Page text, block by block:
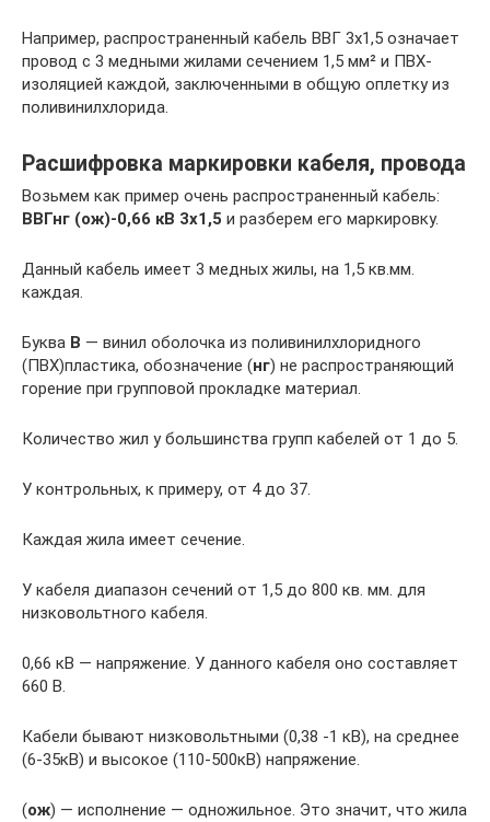
Например, распространенный кабель ВВГ 3х1,5 означает
провод с 3 медными жилами сечением 1,5 мм² и ПВХ-
изоляцией каждой, заключенными в общую оплетку из
поливинилхлорида.
Расшифровка маркировки кабеля, провода
Возьмем как пример очень распространенный кабель:
ВВГнг (ож)-0,66 кВ 3х1,5 и разберем его маркировку.
Данный кабель имеет 3 медных жилы, на 1,5 кв.мм.
каждая.
Буква В — винил оболочка из поливинилхлоридного
(ПВХ)пластика, обозначение (нг) не распространяющий
горение при групповой прокладке материал.
Количество жил у большинства групп кабелей от 1 до 5.
У контрольных, к примеру, от 4 до 37.
Каждая жила имеет сечение.
У кабеля диапазон сечений от 1,5 до 800 кв. мм. для
низковольтного кабеля.
0,66 кВ — напряжение. У данного кабеля оно составляет
660 В.
Кабели бывают низковольтными (0,38 -1 кВ), на среднее
(6-35кВ) и высокое (110-500кВ) напряжение.
(ож) — исполнение — одножильное. Это значит, что жила